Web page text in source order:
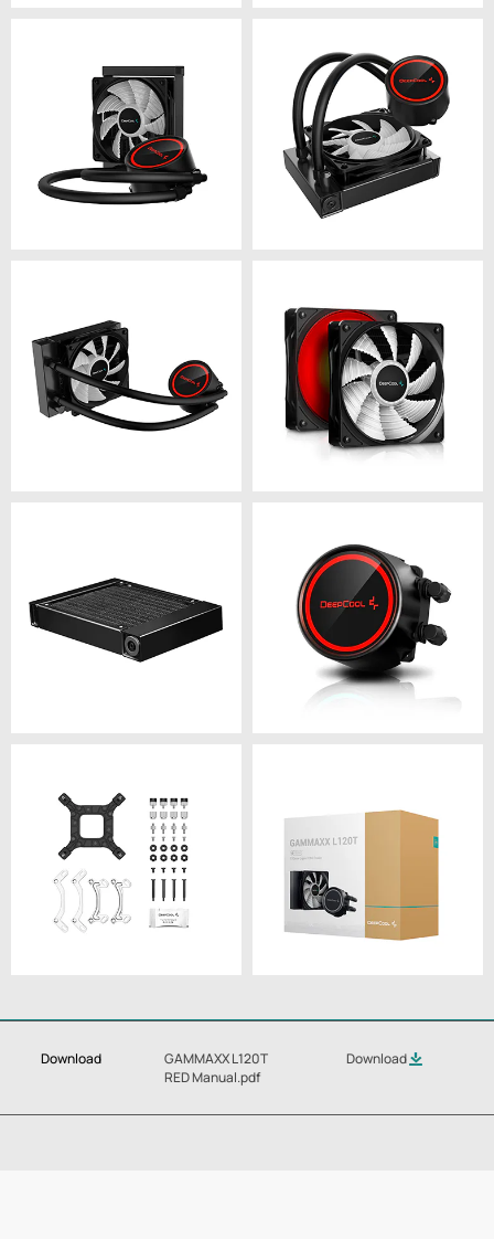
Download
GAMMAXX L120T
RED Manual.pdf
Download